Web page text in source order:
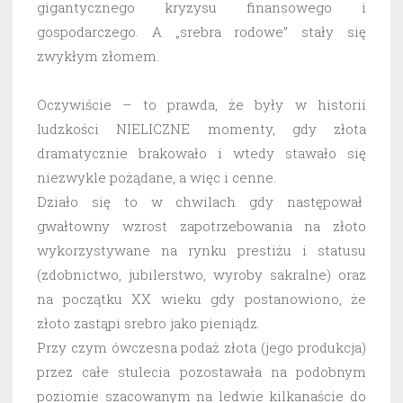
gigantycznego kryzysu finansowego i
gospodarczego. A „srebra rodowe” stały się
zwykłym złomem.
Oczywiście – to prawda, że były w historii
ludzkości NIELICZNE momenty, gdy złota
dramatycznie brakowało i wtedy stawało się
niezwykle pożądane, a więc i cenne.
Działo się to w chwilach gdy następował
gwałtowny wzrost zapotrzebowania na złoto
wykorzystywane na rynku prestiżu i statusu
(zdobnictwo, jubilerstwo, wyroby sakralne) oraz
na początku XX wieku gdy postanowiono, że
złoto zastąpi srebro jako pieniądz.
Przy czym ówczesna podaż złota (jego produkcja)
przez całe stulecia pozostawała na podobnym
poziomie szacowanym na ledwie kilkanaście do